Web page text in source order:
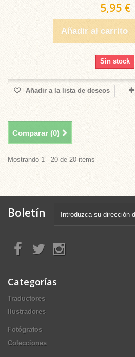
5,95 €
Añadir al carrito
Sin stock
Añadir a la lista de deseos
Comparar (0)
Mostrando 1 - 20 de 20 items
Boletín
Categorías
Traductores
Ilustradores
Fotógrafos
Colecciones